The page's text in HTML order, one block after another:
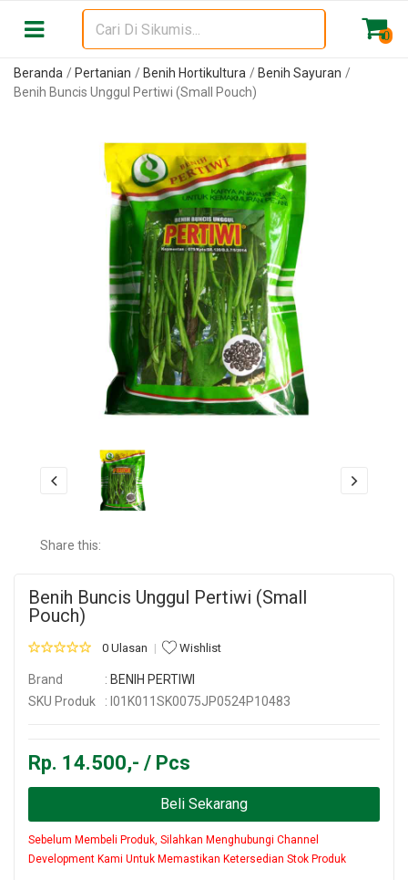
0
Beranda Pertanian Benih Hortikultura
Benih Sayuran
Benih Buncis Unggul Pertiwi (Small Pouch)
Share this:
Benih Buncis Unggul Pertiwi (Small
Pouch)
0 Ulasan Wishlist
Brand : BENIH PERTIWI
SKU Produk
: I01K011SK0075JP0524P10483
Rp. 14.500,- / Pcs
Beli Sekarang
Sebelum Membeli Produk, Silahkan Menghubungi Channel
Development Kami Untuk Memastikan Ketersedian Stok Produk